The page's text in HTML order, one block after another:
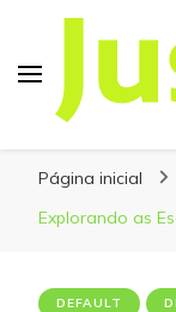
Página inicial
Explorando as
DEFAULT